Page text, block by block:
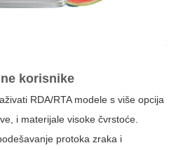
korisnike
RDA/RTA modele s više opcija
i materijale visoke čvrstoće.
protoka zraka i